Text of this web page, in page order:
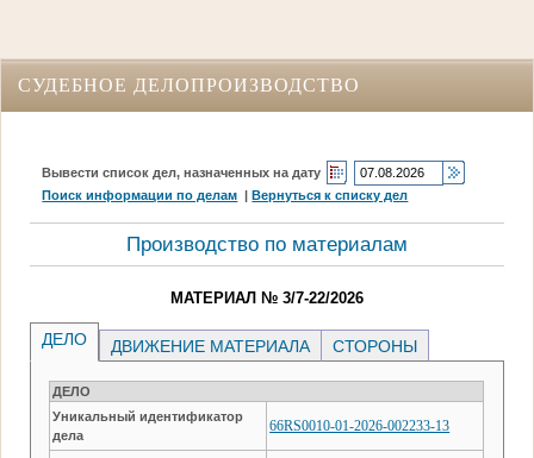
СУДЕБНОЕ ДЕЛОПРОИЗВОДСТВО
Вывести список дел, назначенных на дату
Поиск информации по делам |Вернуться к списку дел
Производство по материалам
МАТЕРИАЛ № 3/7-22/2026
ДЕЛО ДВИЖЕНИЕ МАТЕРИАЛА СТОРОНЫ
ДЕЛО
Уникальный идентификатор
дела
66RS0010-01-2026-002233-13